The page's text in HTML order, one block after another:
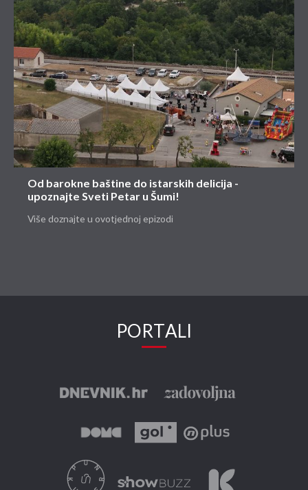
Od barokne baštine do istarskih delicija -
upoznajte Sveti Petar u Šumi!
Više doznajte u ovotjednoj epizodi
PORTALI